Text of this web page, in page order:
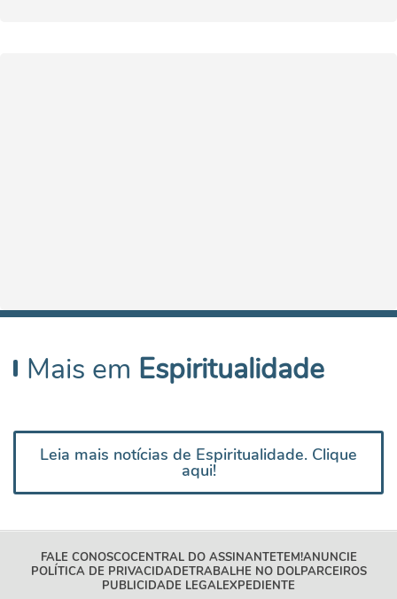
Mais em Espiritualidade
Leia mais notícias de Espiritualidade. Clique
aqui!
FALE CONOSCOCENTRAL DO ASSINANTETEM!ANUNCIE
POLÍTICA DE PRIVACIDADETRABALHE NO DOLPARCEIROS
PUBLICIDADE LEGALEXPEDIENTE